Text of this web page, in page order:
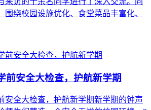
围绕校园设施优化、食堂菜品丰富化、
师生们营造一个安全无忧的校园环境，2